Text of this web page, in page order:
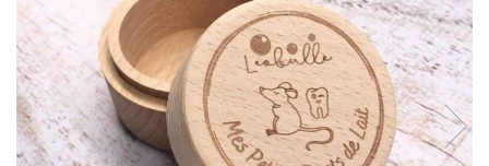
Produse pentru casa
Accesorii
Idei pentru casa
Prosoape bucatarie